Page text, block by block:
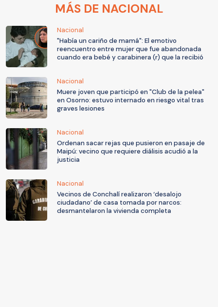
MÁS DE NACIONAL
Nacional
"Había un cariño de mamá": El emotivo
reencuentro entre mujer que fue abandonada
cuando era bebé y carabinera (r) que la recibió
Nacional
Muere joven que participó en "Club de la pelea"
en Osorno: estuvo internado en riesgo vital tras
graves lesiones
Nacional
Ordenan sacar rejas que pusieron en pasaje de
Maipú: vecino que requiere diálisis acudió a la
justicia
Nacional
Vecinos de Conchalí realizaron ‘desalojo
ciudadano’ de casa tomada por narcos:
desmantelaron la vivienda completa